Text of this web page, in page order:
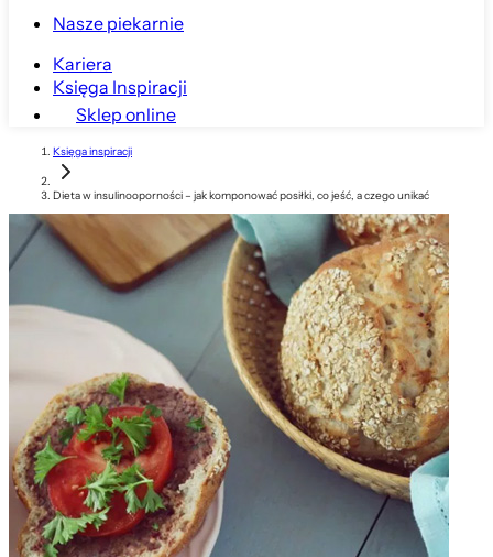
Nasze piekarnie
Kariera
Księga Inspiracji
Sklep online
Księga inspiracji
Dieta w insulinooporności – jak komponować posiłki, co jeść, a czego unikać